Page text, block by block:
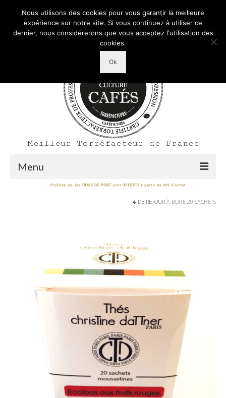
Mon Compte Votre panier d'achats 0,00
Rechercher
Meilleur Torréfacteur de France
Menu
Contact
Professionnels
BUREAUX / PME
HOTELS / RESTAURANTS
DE RETOUR À BOITE 20 SACHETS
Nous utilisons des cookies pour vous garantir la meilleure
expérience sur notre site. Si vous continuez à utiliser ce
dernier, nous considérerons que vous acceptez l'utilisation des
cookies.
Ok